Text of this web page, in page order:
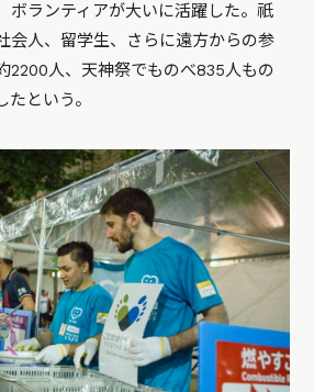
ボランティアが大いに活躍した。祇
会人、留学生、さらに遠方からの参
2200人、天神祭でものべ835人もの
という。